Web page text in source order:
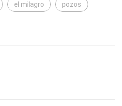
el milagro pozos